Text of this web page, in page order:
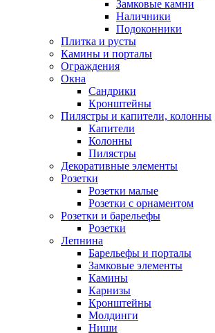
Замковые камни
Наличники
Подоконники
Плитка и русты
Камины и порталы
Ограждения
Окна
Сандрики
Кронштейны
Пилястры и капители, колонны
Капители
Колонны
Пилястры
Декоративные элементы
Розетки
Розетки малые
Розетки с орнаментом
Розетки и барельефы
Розетки
Лепнина
Барельефы и порталы
Замковые элементы
Камины
Карнизы
Кронштейны
Молдинги
Ниши